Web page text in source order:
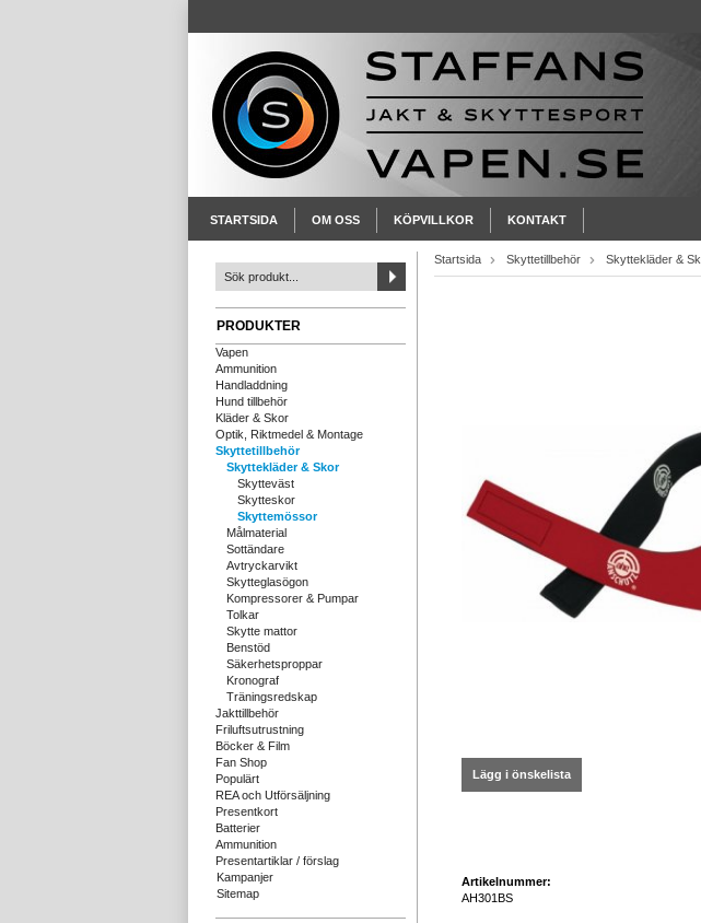
STARTSIDA OM OSS KÖPVILLKOR KONTAKT
PRODUKTER
Vapen
Ammunition
Handladdning
Hund tillbehör
Kläder & Skor
Optik, Riktmedel & Montage
Skyttetillbehör
Skyttekläder & Skor
Skytteväst
Skytteskor
Skyttemössor
Målmaterial
Sottändare
Avtryckarvikt
Skytteglasögon
Kompressorer & Pumpar
Tolkar
Skytte mattor
Benstöd
Säkerhetsproppar
Kronograf
Träningsredskap
Jakttillbehör
Friluftsutrustning
Böcker & Film
Fan Shop
Populärt
REA och Utförsäljning
Presentkort
Batterier
Ammunition
Presentartiklar / förslag
Kampanjer
Sitemap
Startsida Skyttetillbehör Skyttekläder &
Lägg i önskelista
Artikelnummer:
AH301BS